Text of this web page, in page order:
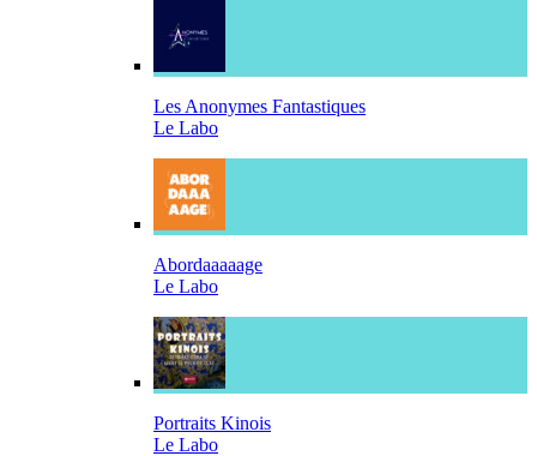
Les Anonymes Fantastiques
Le Labo
Abordaaaaage
Le Labo
Portraits Kinois
Le Labo